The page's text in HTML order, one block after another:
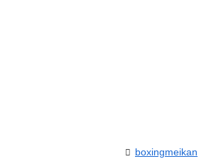
boxingmeikan